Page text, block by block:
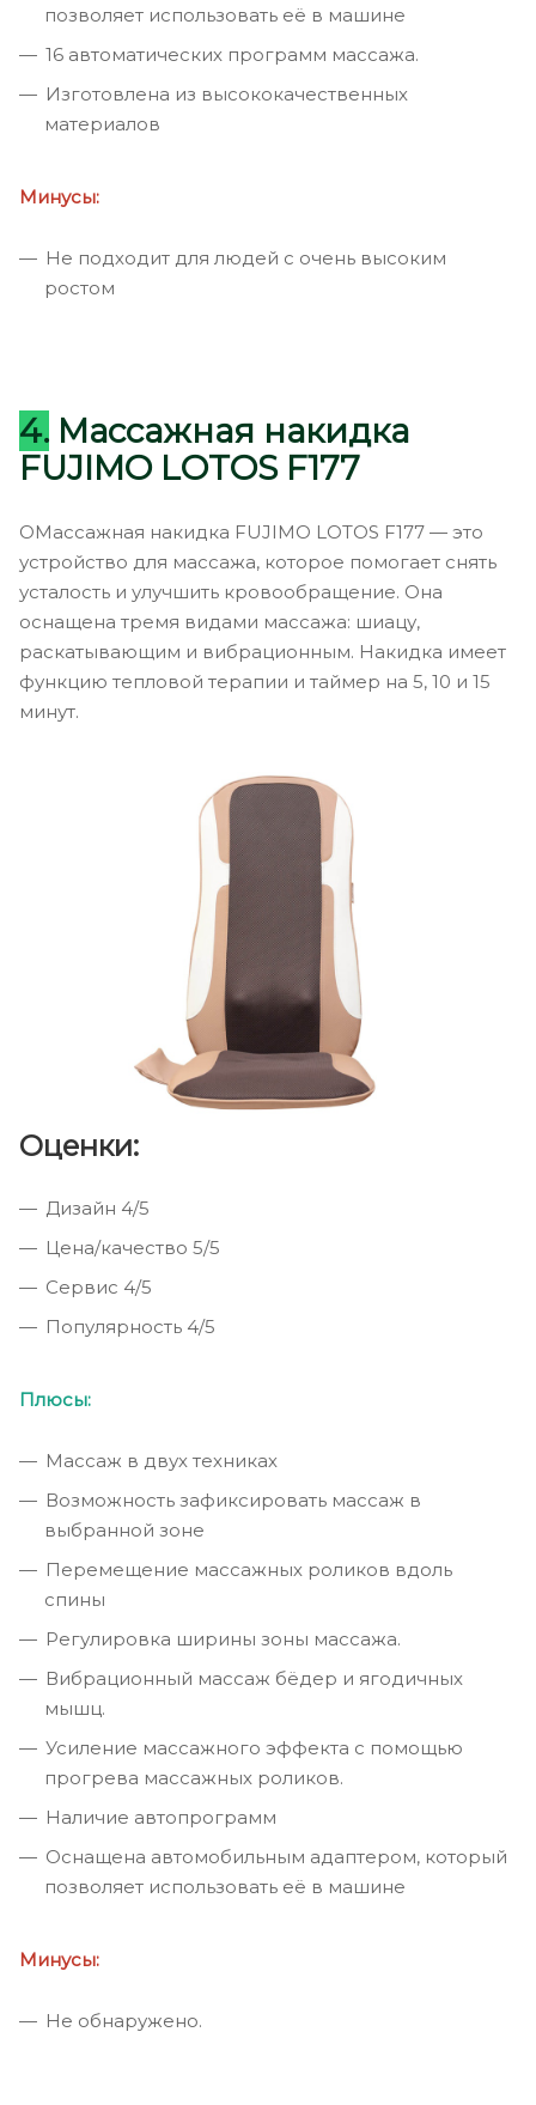
позволяет использовать её в машине
16 автоматических программ массажа.
Изготовлена из высококачественных
материалов
Минусы:
Не подходит для людей с очень высоким
ростом
4. Массажная накидка
FUJIMO LOTOS F177
OМассажная накидка FUJIMO LOTOS F177 — это
устройство для массажа, которое помогает снять
усталость и улучшить кровообращение. Она
оснащена тремя видами массажа: шиацу,
раскатывающим и вибрационным. Накидка имеет
функцию тепловой терапии и таймер на 5, 10 и 15
минут.
Оценки:
Дизайн 4/5
Цена/качество 5/5
Сервис 4/5
Популярность 4/5
Плюсы:
Массаж в двух техниках
Возможность зафиксировать массаж в
выбранной зоне
Перемещение массажных роликов вдоль
спины
Регулировка ширины зоны массажа.
Вибрационный массаж бёдер и ягодичных
мышц.
Усиление массажного эффекта с помощью
прогрева массажных роликов.
Наличие автопрограмм
Оснащена автомобильным адаптером, который
позволяет использовать её в машине
Минусы:
Не обнаружено.